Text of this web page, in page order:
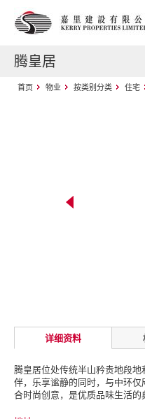
腾皇居
首页 物业 按类别分类 住宅
详细资料
腾皇居位处传统半山矜贵地段
伴，乐享谧静的同时，与中环
合时尚创意，是优质品味生活的